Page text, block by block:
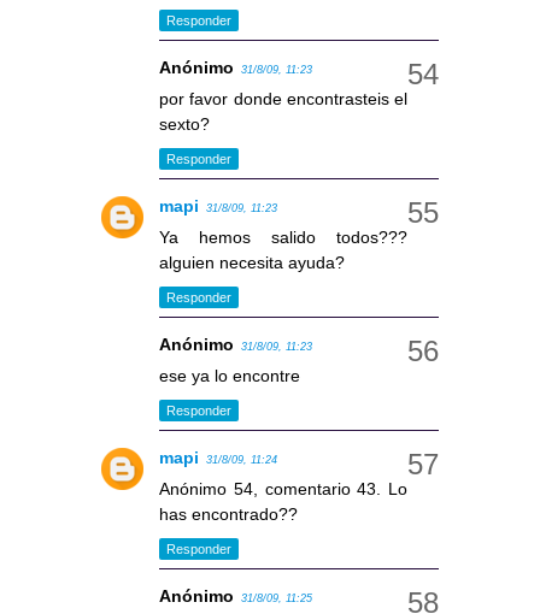
Responder
Anónimo 31/8/09, 11:23
por favor donde encontrasteis el
sexto?
Responder
mapi 31/8/09, 11:23
Ya hemos salido todos???
alguien necesita ayuda?
Responder
Anónimo 31/8/09, 11:23
ese ya lo encontre
Responder
mapi 31/8/09, 11:24
Anónimo 54, comentario 43. Lo
has encontrado??
Responder
Anónimo 31/8/09, 11:25